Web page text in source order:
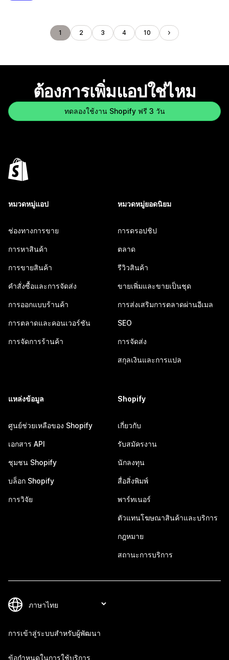
1 2 3 4 10
ต้องการเพิ่มแอปใช่ไหม
ทดลองใช้งาน Shopify ฟรี 3 วัน
หมวดหมู่แอป
ช่องทางการขาย
การหาสินค้า
การขายสินค้า
คำสั่งซื้อและการจัดส่ง
การออกแบบร้านค้า
การตลาดและคอนเวอร์ชัน
การจัดการร้านค้า
หมวดหมู่ยอดนิยม
การดรอปชิป
ตลาด
รีวิวสินค้า
ขายเพิ่มและขายเป็นชุด
การส่งเสริมการตลาดผ่านอีเมล
SEO
การจัดส่ง
สกุลเงินและการแปล
แหล่งข้อมูล
ศูนย์ช่วยเหลือของ Shopify
เอกสาร API
ชุมชน Shopify
บล็อก Shopify
การวิจัย
Shopify
เกี่ยวกับ
รับสมัครงาน
นักลงทุน
สื่อสิ่งพิมพ์
พาร์ทเนอร์
ตัวแทนโฆษณาสินค้าและบริการ
กฎหมาย
สถานะการบริการ
การเข้าสู่ระบบสำหรับผู้พัฒนา
ข้อกำหนดในการใช้บริการ